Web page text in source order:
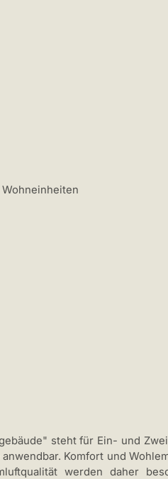
steht für Ein- und
Komfort und
werden daher